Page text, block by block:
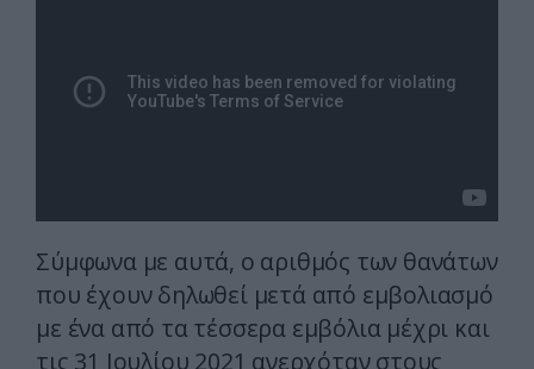
Σύμφωνα με αυτά, ο αριθμός των θανάτων
που έχουν δηλωθεί μετά από εμβολιασμό
με ένα από τα τέσσερα εμβόλια μέχρι και
τις 31 Ιουλίου 2021 ανερχόταν στους